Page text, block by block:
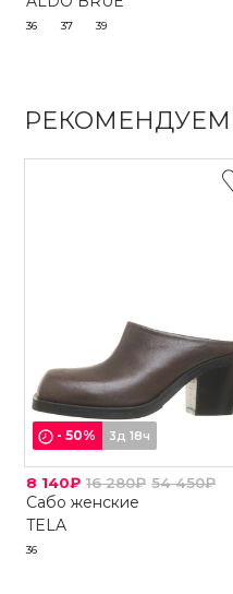
36 37 39
РЕКОМЕНДУЕМ
-50% 3д 18ч
8 140₽ 16 280₽ 54 450₽
Сабо женские
TELA
36